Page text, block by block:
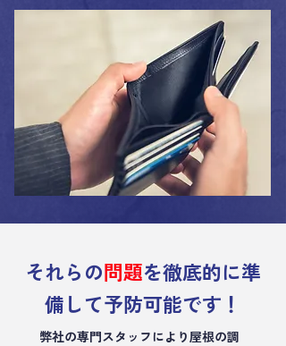
それらの問題を徹底的に準
備して予防可能です！
弊社の専門スタッフにより屋根の調